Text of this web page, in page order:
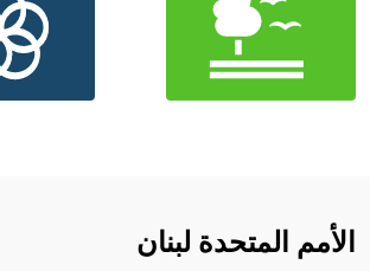
الأمم المتحدة لبنان